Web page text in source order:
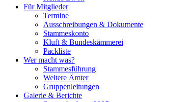
Für Mitglieder
Termine
Ausschreibungen & Dokumente
Stammeskonto
Kluft & Bundeskämmerei
Packliste
Wer macht was?
Stammesführung
Weitere Ämter
Gruppenleitungen
Galerie & Berichte